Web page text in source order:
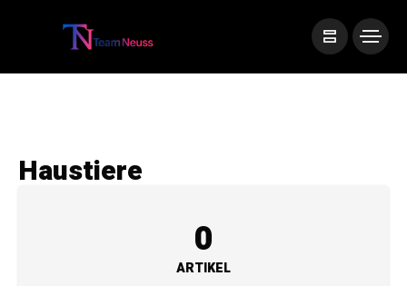
Haustiere
0
ARTIKEL